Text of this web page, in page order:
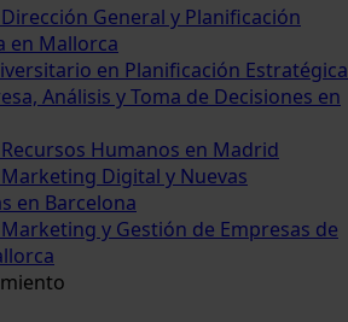
General y Planificación
en Mallorca
en Planificación Estratégica
Análisis y Toma de Decisiones en
Humanos en Madrid
Digital y Nuevas
en Barcelona
y Gestión de Empresas de